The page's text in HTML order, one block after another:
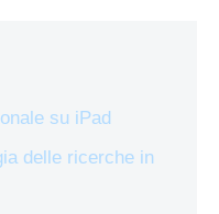
su iPad
delle ricerche in